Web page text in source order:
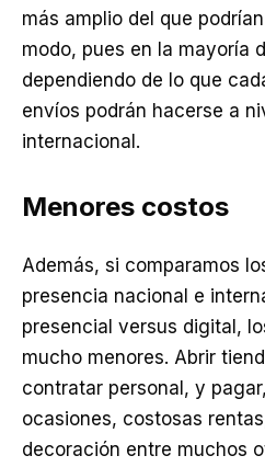
más amplio del que
modo, pues en la mayoría
dependiendo de lo que
envíos podrán hacerse a
internacional.
Menores costos
Además, si comparamos
presencia nacional e
presencial versus digital,
mucho menores. Abrir
contratar personal, y
ocasiones, costosas
decoración entre muchos